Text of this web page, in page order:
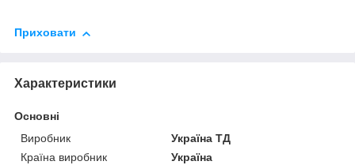
Приховати
Характеристики
Основні
Виробник
Україна ТД
Країна виробник
Україна